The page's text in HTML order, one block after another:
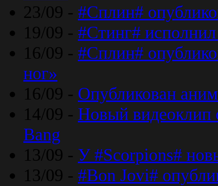
23/09 - #Сплин#
19/09 - #Стинг#
16/09 - #Сплин#
ног»
16/09 - Опубликован
14/09 - Новый видеоклип
Bang
13/09 - У #Scorpions#
13/09 - #Bon Jovi#